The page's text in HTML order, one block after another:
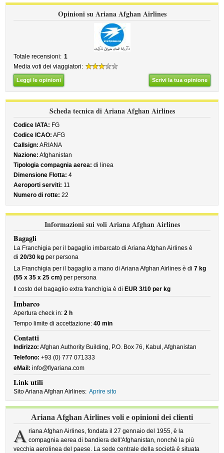
Opinioni su Ariana Afghan Airlines
Totale recensioni: 1
Media voti dei viaggiatori:
Leggi le opinioni Scrivi la tua opinione
Scheda tecnica di Ariana Afghan Airlines
Codice IATA: FG
Codice ICAO: AFG
Callsign: ARIANA
Nazione: Afghanistan
Tipologia compagnia aerea: di linea
Dimensione Flotta: 4
Aeroporti serviti: 11
Numero di rotte: 22
Informazioni sui voli Ariana Afghan Airlines
Bagagli
La Franchigia per il bagaglio imbarcato di Ariana Afghan Airlines è
di20/30 kg per persona
La Franchigia per il bagaglio a mano di Ariana Afghan Airlines è di7 kg
(55 x 35 x 25 cm) per persona
Il costo del bagaglio extra franchigia è di EUR 3/10 per kg
Imbarco
Apertura check in:2 h
Tempo limite di accettazione:40 min
Contatti
Indirizzo: Afghan Authority Building, P.O. Box 76, Kabul, Afghanistan
Telefono: +93 (0) 777 071333
eMail: info@flyariana.com
Link utili
Sito Ariana Afghan Airlines: Aprire sito
Ariana Afghan Airlines voli e opinioni dei clienti
A riana Afghan Airlines, fondata il 27 gennaio del 1955, è la
compagnia aerea di bandiera dell'Afghanistan, nonchè la più
vecchia aerolinea del paese. La sede centrale della società è situata